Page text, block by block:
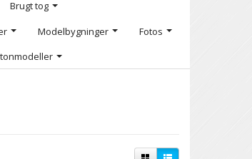
Brugt tog
Modelbygninger
Fotos